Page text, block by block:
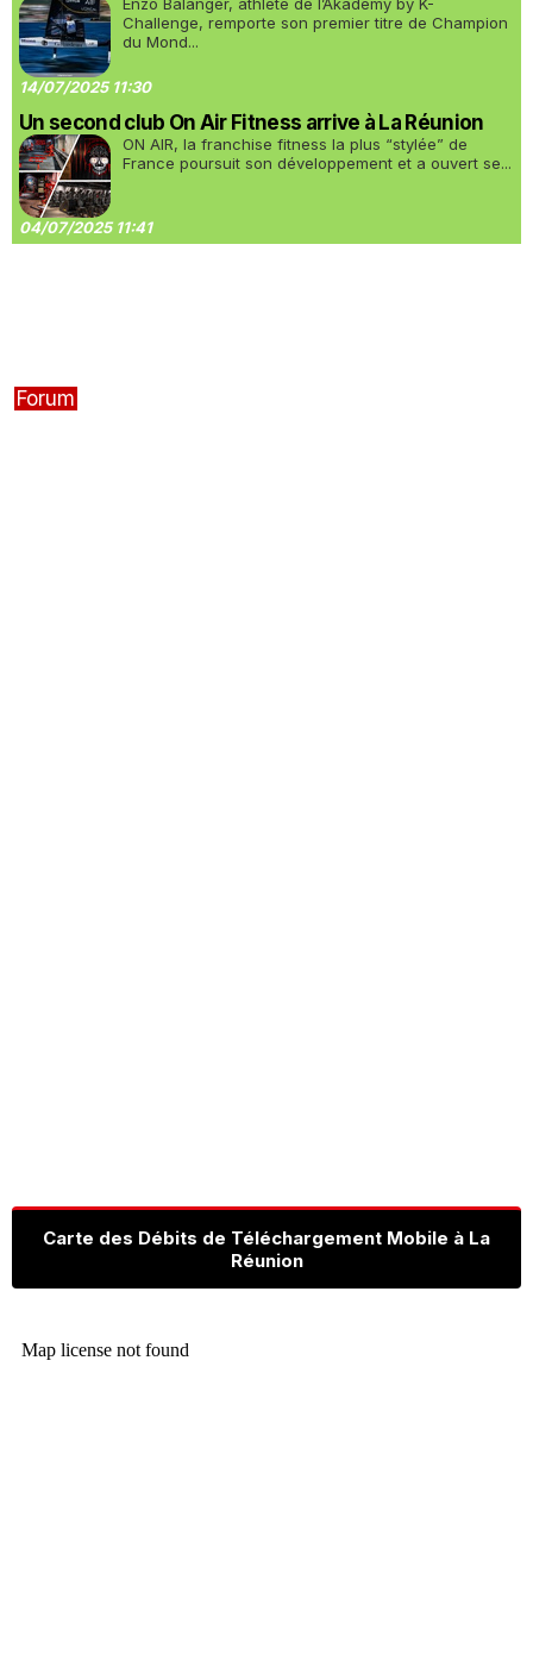
Challenge, remporte son premier titre de Champion
du Mond...
14/07/2025 11:30
Un second club On Air Fitness arrive à La Réunion
ON AIR, la franchise fitness la plus “stylée” de
France poursuit son développement et a ouvert se...
04/07/2025 11:41
Forum
Carte des Débits de Téléchargement Mobile à La
Réunion